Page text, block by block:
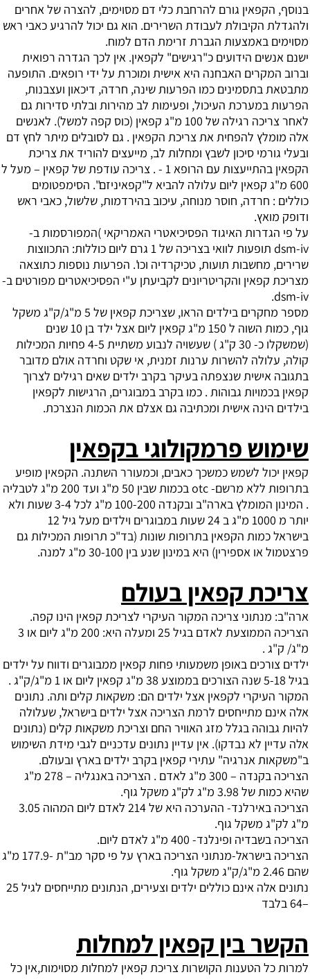
בנוסף, הקפאין גורם להרחבת כלי דם מסוימים, להצרה של אחרים
ולהגדלת הקיבולת לעבודת השרירים. הוא גם יכול להרגיע כאבי ראש
מסוימים באמצעות הגברת זרימת הדם למוח.
ישנם אנשים הידועים כ"רגישים" לקפאין. אין לכך הגדרה רפואית
וברוב המקרים האבחנה היא אישית ומוכרת על ידי רופאים. התופעה
מתבטאת בתסמינים כמו הפרעות שינה, חרדה, דיכאון ועצבנות,
הפרעות במערכת העיכול, ופעימות לב מהירות ובלתי סדירות גם
לאחר צריכה רגילה של 100 מ"ג קפאין (כוס קפה למשל). לאנשים
אלה מומלץ להפחית את צריכת הקפאין . גם לסובלים מיתר לחץ דם
ובעלי גורמי סיכון לשבץ ומחלות לב, מייעצים להוריד את צריכת
הקפאין בהתייעצות עם הרופא 1 - . צריכה עודפת של קפאין – מעל ל
600 מ"ג קפאין ליום עלולה להביא ל"קפאיניזם". הסימפטומים
כוללים : חרדה, חוסר מנוחה, עיכוב בהירדמות, שלשול, כאבי ראש
ודופק מואץ.
על פי הגדרות האיגוד הפסיכיאטרי האמריקאי )המפורסמות ב-
dsm-iv תופעות לוואי בצריכה של 1 גרם ליום כוללות: התכווצות
שרירים, מחשבות תועות, טכיקרדיה וכו'. הפרעות נוספות כתוצאה
מצריכת קפאין והקריטריונים לקביעתן ע"י הפסיכיאטרים מפורטים ב-
dsm-iv.
מספר מחקרים בילדים הראו, שצריכת קפאין של 5 מ"ג/ק"ג משקל
גוף, כמות השוה ל 150 מ"ג קפאין ליום אצל ילד בן 10 שנים
(שמשקלו כ- 30 ק"ג ) שעשויה לנבוע משתיית 4-5 פחיות המכילות
קולה, עלולה להשרות ערנות זמנית, אי שקט וחרדה אולם מדובר
בתגובה אישית שנצפתה בעיקר בקרב ילדים שאים רגילים לצרוך
קפאין בכמויות גבוהות . כמו בקרב במבוגרים, הרגישות לקפאין
בילדים הינה אישית ומכתיבה גם אצלם את הכמות הנצרכת.
שימוש פרמקולוגי בקפאין
קפאין יכול לשמש כמשכך כאבים, וכמעורר השתנה. הקפאין מופיע
בתרופות ללא מרשם- otc בכמות שבין 50 מ"ג ועד 200 מ"ג לטבליה
. המינון המומלץ בארה"ב ובקנדה 100-200 מ"ג לכל 3-4 שעות ולא
יותר מ 1000 מ"ג ב 24 שעות במבוגרים וילדים מעל גיל 12
בישראל כמות הקפאין בתרופות שונות (בד"כ תרופות המכילות גם
פרצטמול או אספירין) היא במינון שנע בין 30-100 מ"ג למנה.
צריכת קפאין בעולם
ארה"ב: מנתוני צריכה המקור העיקרי לצריכת קפאין הינו קפה.
הצריכה הממוצעת לאדם בגיל 25 ומעלה היא: 200 מ"ג ליום או 3
מ"ג/ ק"ג .
ילדים צורכים באופן משמעותי פחות קפאין ממבוגרים ודווח על ילדים
בגיל 5-18 שנה הצורכים בממוצע 38 מ"ג קפאין ליום או 1 מ"ג/ק"ג .
המקור העיקרי לקפאין אצל ילדים הם: משקאות קלים ותה. נתונים
אלה אינם מתייחסים לרמת הצריכה אצל ילדים בישראל, שעלולה
להיות גבוהה בגלל מזג האוויר החם וצריכת משקאות קלים (נתונים
אלה עדיין לא נבדקו). אין עדיין נתונים עדכניים לגבי מידת השימוש
ב"משקאות אנרגיה" עתירי קפאין בקרב ילדים בארץ ובעולם.
הצריכה בקנדה – 300 מ"ג לאדם . הצריכה באנגליה – 278 מ"ג
שהיא כמות של 3.98 מ"ג לק"ג משקל גוף.
הצריכה באירלנד- ההערכה היא של 214 לאדם ליום המהוה 3.05
מ"ג לק"ג משקל גוף.
הצריכה בשבדיה ופינלנד- 400 מ"ג לאדם ליום.
הצריכה בישראל-מנתוני הצריכה בארץ על פי סקר מב"ת -177.9 מ"ג
שהם 2.46 מ"ג/ק"ג משקל גוף.
נתונים אלה אינם כוללים ילדים וצעירים, הנתונים מתייחסים לגיל 25
–64 בלבד
הקשר בין קפאין למחלות
למרות כל הטענות הקושרות צריכת קפאין למחלות מסוימות,אין כל